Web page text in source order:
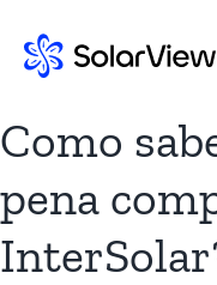
Como
pena